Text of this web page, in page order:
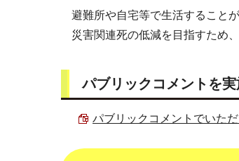
避難所や自宅等で生活すること
災害関連死の低減を目指すため
パブリックコメントを
パブリックコメントでいた